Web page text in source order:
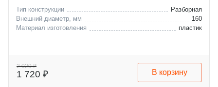
Тип конструкции
Разборная
Внешний диаметр, мм
160
Материал изготовления
пластик
2 020 ₽
1 720 ₽ В корзину